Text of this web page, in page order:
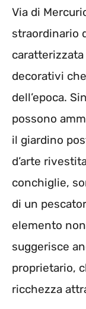
Via di
straordinario
decorativi
dell’epoca.
possono
il giardino
d’arte
conchiglie,
di un
elemento
suggerisce
proprietario,
ricchezza